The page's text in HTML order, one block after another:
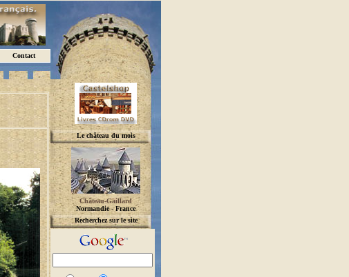
Contact
Le château du mois
Château-Gaillard
Normandie - France
Recherchez sur le site